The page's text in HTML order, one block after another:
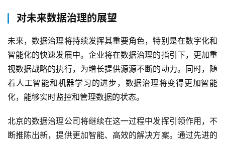
对未来数据治理的展望
未来，数据治理将持续发挥其重要角色，特别是在数字化和
智能化的快速发展中。企业将在数据治理的指引下，更加重
视数据战略的执行，为增长提供源源不断的动力。同时，随
着人工智能和机器学习的进步，数据治理将变得更加智能
化，能够实时监控和管理数据的状态。
北京的数据治理公司将继续在这一过程中发挥引领作用，不
断推陈出新，提供更加智能、高效的解决方案。通过先进的